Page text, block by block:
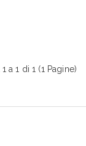
a 1 di 1 (1 Pagine)